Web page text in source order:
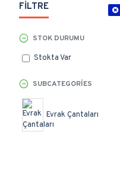
FILTRE
SUBCATEGORIES
Evrak Çantaları
STOK DURUMU
Stokta Var